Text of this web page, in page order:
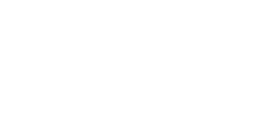
amigo
autor da receita
receita? Compartilhe